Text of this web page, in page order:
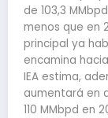
de 103,3
menos que en
principal ya
encamina
IEA estima,
aumentará en
110 MMbpd en